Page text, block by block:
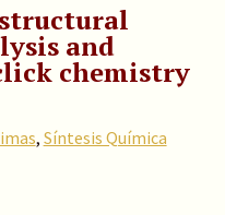
and
chemistry
, Síntesis Química